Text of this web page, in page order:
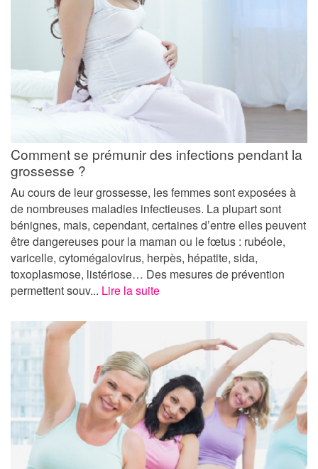
Comment se prémunir des infections pendant la
grossesse ?
Au cours de leur grossesse, les femmes sont exposées à
de nombreuses maladies infectieuses. La plupart sont
bénignes, mais, cependant, certaines d’entre elles peuvent
être dangereuses pour la maman ou le fœtus : rubéole,
varicelle, cytomégalovirus, herpès, hépatite, sida,
toxoplasmose, listériose… Des mesures de prévention
permettent souv... Lire la suite